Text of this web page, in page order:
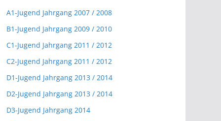
A1-Jugend Jahrgang 2007 / 2008
B1-Jugend Jahrgang 2009 / 2010
C1-Jugend Jahrgang 2011 / 2012
C2-Jugend Jahrgang 2011 / 2012
D1-Jugend Jahrgang 2013 / 2014
D2-Jugend Jahrgang 2013 / 2014
D3-Jugend Jahrgang 2014